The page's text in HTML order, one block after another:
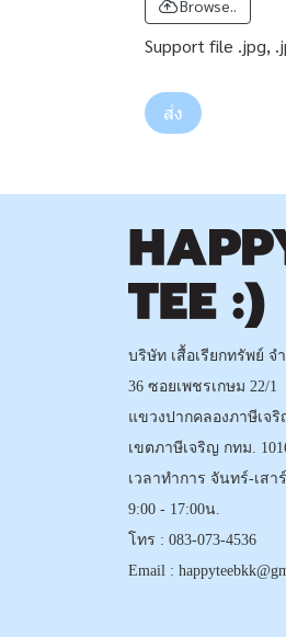
Browse..
Support file .jpg,
ส่ง
บริษัท เสื้อเรียกทรัพย์ จ
36 ซอยเพชรเกษม 22/1
แขวงปากคลองภาษีเจริ
เขตภาษีเจริญ กทม.
เวลาทำการ จันทร์-เสาร์
9:00 - 17:00น.
โทร : 083-073-4536
Email :